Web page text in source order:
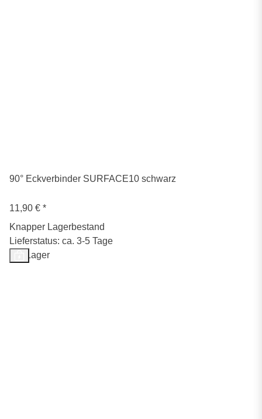
90° Eckverbinder SURFACE10 schwarz
11,90 € *
Knapper Lagerbestand
Lieferstatus: ca. 3-5 Tage
Auf Lager